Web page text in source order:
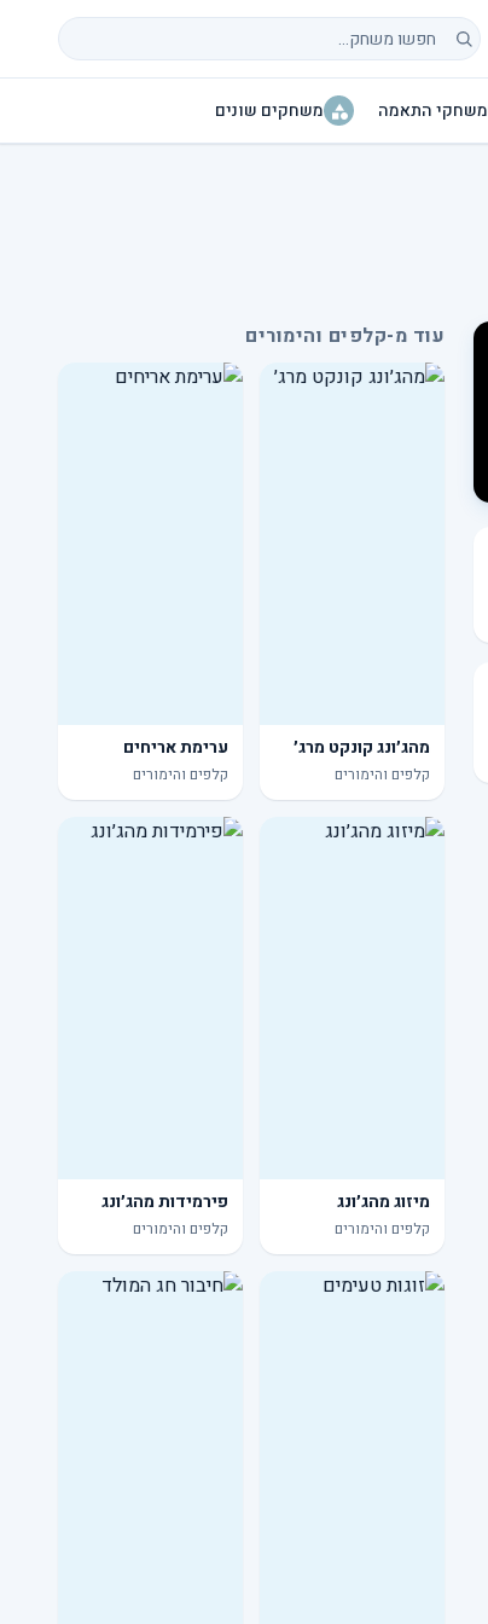
חיפוש משחקים
משחקי התאמה משחקים שונים
עוד מ-קלפים והימורים
מהג׳ונג קונקט מרג׳
קלפים והימורים
ערימת אריחים
קלפים והימורים
מיזוג מהג׳ונג
קלפים והימורים
פירמידות מהג׳ונג
קלפים והימורים